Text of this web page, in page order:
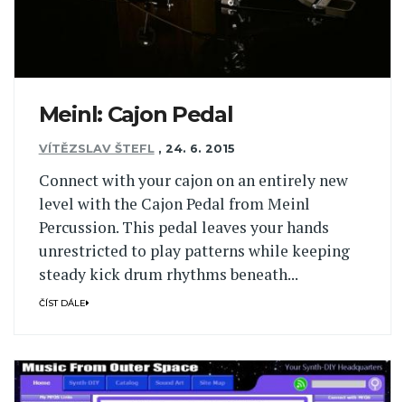
Meinl: Cajon Pedal
VÍTĚZSLAV ŠTEFL , 24. 6. 2015
Connect with your cajon on an entirely new
level with the Cajon Pedal from Meinl
Percussion. This pedal leaves your hands
unrestricted to play patterns while keeping
steady kick drum rhythms beneath...
ČÍST DÁLE